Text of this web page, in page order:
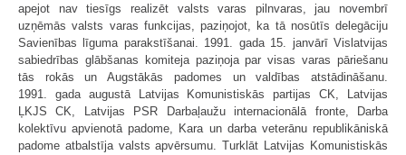
apejot nav tiesīgs realizēt valsts varas pilnvaras, jau novembrī
uzņēmās valsts varas funkcijas, paziņojot, ka tā nosūtīs delegāciju
Savienības līguma parakstīšanai. 1991. gada 15. janvārī Vislatvijas
sabiedrības glābšanas komiteja paziņoja par visas varas pāriešanu
tās rokās un Augstākās padomes un valdības atstādināšanu.
1991. gada augustā Latvijas Komunistiskās partijas CK, Latvijas
ĻKJS CK, Latvijas PSR Darbaļaužu internacionālā fronte, Darba
kolektīvu apvienotā padome, Kara un darba veterānu republikāniskā
padome atbalstīja valsts apvērsumu. Turklāt Latvijas Komunistiskās